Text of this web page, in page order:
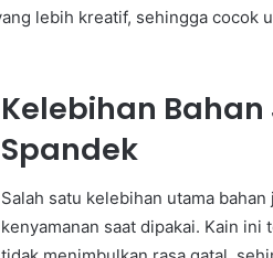
lebih kreatif, sehingga cocok
Kelebihan Bahan
Spandek
Salah satu kelebihan utama
kenyamanan saat dipakai. Kain ini